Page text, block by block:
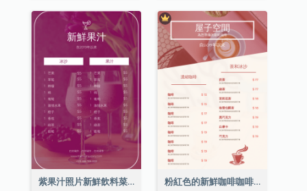
紫果汁照片新鮮飲料菜單 粉紅色的新鮮咖啡咖啡館照片簡單菜單